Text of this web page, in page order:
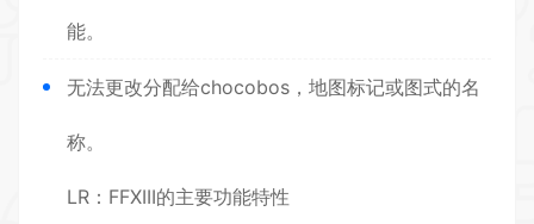
能。
无法更改分配给chocobos，地图标记或图式的名
称。
LR：FFXIII的主要功能特性